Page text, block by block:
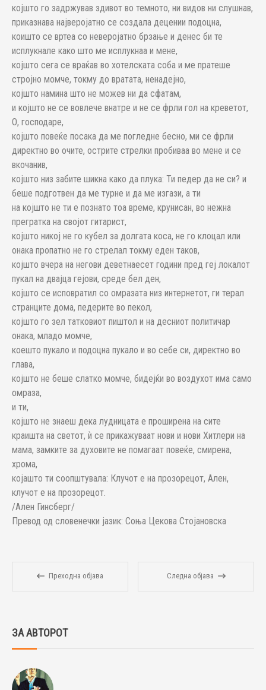
којшто го задржував здивот во темното, ни видов ни слушнав,
приказнава најверојатно се создала децении подоцна,
коишто се вртеа со неверојатно брзање и денес би те
исплукнале како што ме исплукнаа и мене,
којшто сега се враќав во хотелската соба и ме пратеше
стројно момче, токму до вратата, ненадејно,
којшто намина што не можев ни да сфатам,
и којшто не се вовлече внатре и не се фрли гол на креветот,
О, господаре,
којшто повеќе посака да ме погледне бесно, ми се фрли
директно во очите, острите стрелки пробиваа во мене и се
вкочанив,
којшто низ забите шикна како да плука: Ти педер да не си? и
беше подготвен да ме турне и да ме изгази, а ти
на којшто не ти е познато тоа време, крунисан, во нежна
прегратка на својот гитарист,
којшто никој не го кубел за долгата коса, не го клоцал или
онака пропатно не го стрелал токму еден таков,
којшто вчера на негови деветнаесет години пред геј локалот
пукал на двајца гејови, среде бел ден,
којшто се исповратил со омразата низ интернетот, ги терал
странците дома, педерите во пекол,
којшто го зел татковиот пиштол и на десниот политичар
онака, младо момче,
коешто пукало и подоцна пукало и во себе си, директно во
глава,
којшто не беше слатко момче, бидејќи во воздухот има само
омраза,
и ти,
којшто не знаеш дека лудницата е проширена на сите
краишта на светот, ѝ се прикажуваат нови и нови Хитлери на
мама, замките за духовите не помагаат повеќе, смирена,
хрома,
којашто ти соопштувала: Клучот е на прозорецот, Ален,
клучот е на прозорецот.
/Ален Гинсберг/
Превод од словенечки јазик: Соња Цекова Стојановска
Преходна објава Следна објава
ЗА АВТОРОТ